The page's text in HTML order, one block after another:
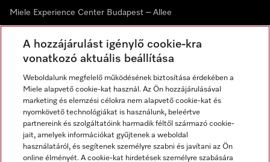
Miele Experience Center Budapest – Allee
Hírlevél
A hozzájárulást igénylő cookie-kra
vonatkozó aktuális beállítása
Weboldalunk megfelelő működésének biztosítása érdekében a
Miele alapvető cookie-kat használ. Az Ön hozzájárulásával
marketing és elemzési célokra nem alapvető cookie-kat és
nyomkövető technológiákat is használunk, beleértve
partnereink és szolgáltatóink harmadik féltől származó cookie-
jait, amelyek információkat gyűjtenek a weboldal
használatáról, és segítenek személyre szabni és javítani az Ön
online élményét. A cookie-kat hirdetések személyre szabására